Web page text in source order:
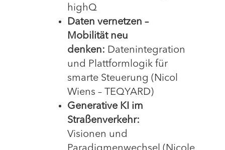
highQ
Daten vernetzen –
Mobilität neu
denken: Datenintegration
und Plattformlogik für
smarte Steuerung (Nicol
Wiens – TEQYARD)
Generative KI im
Straßenverkehr:
Visionen und